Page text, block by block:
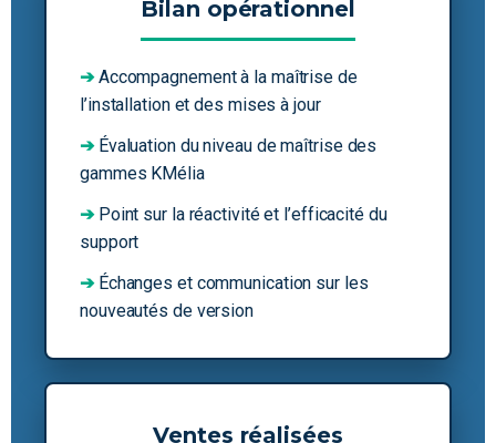
Bilan opérationnel
➔Accompagnement à la maîtrise de
l’installation et des mises à jour
➔Évaluation du niveau de maîtrise des
gammes KMélia
➔Point sur la réactivité et l’efficacité du
support
➔Échanges et communication sur les
nouveautés de version
Ventes réalisées